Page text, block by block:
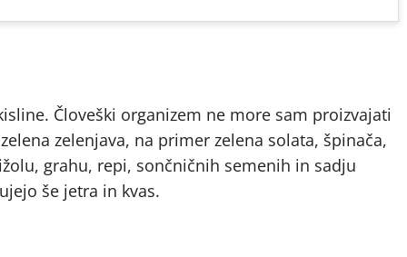
Človeški organizem ne more sam proizvajati
zelenjava, na primer zelena solata, špinača,
grahu, repi, sončničnih semenih in sadju
še jetra in kvas.